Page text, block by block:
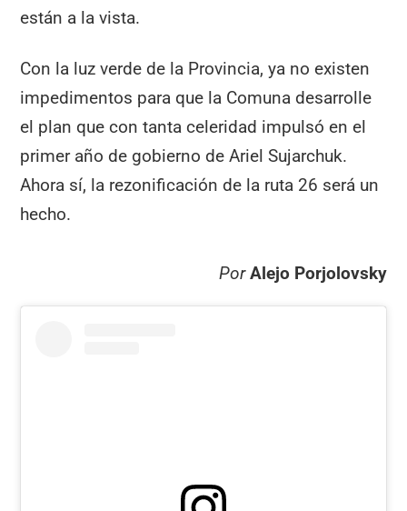
están a la vista.
Con la luz verde de la Provincia, ya no existen
impedimentos para que la Comuna desarrolle
el plan que con tanta celeridad impulsó en el
primer año de gobierno de Ariel Sujarchuk.
Ahora sí, la rezonificación de la ruta 26 será un
hecho.
Por Alejo Porjolovsky